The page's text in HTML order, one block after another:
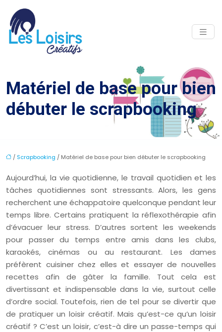
Matériel de base pour bien
débuter le scrapbooking
/ Scrapbooking / Matériel de base pour bien débuter le scrapbooking
Aujourd’hui, la vie quotidienne, le travail quotidien et les
tâches quotidiennes sont stressants. Alors, les gens
recherchent une échappatoire quelconque pendant leur
temps libre. Certains pratiquent la réflexothérapie afin
d’évacuer leur stress. D’autres sortent les weekends
pour passer du temps entre amis dans les clubs,
karaokés, cinémas ou au restaurant. Les dames
préfèrent cuisiner chez elles et essayer de nouvelles
recettes afin de gâter la famille. Tout cela est
divertissant et indispensable dans la vie, surtout celle
d’ordre social. Toutefois, rien de tel pour se divertir que
de pratiquer un loisir créatif. Mais qu’est-ce qu’un loisir
créatif ? C’est un loisir, c’est-à dire un passe-temps qui